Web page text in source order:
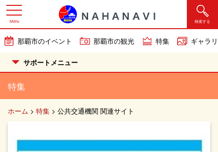
検索する
那覇市のイベント 那覇市の観光 特集 ギャラ
Menu
サポートメニュー
特集
ホーム > 特集 > 公共交通機関 関連サイト